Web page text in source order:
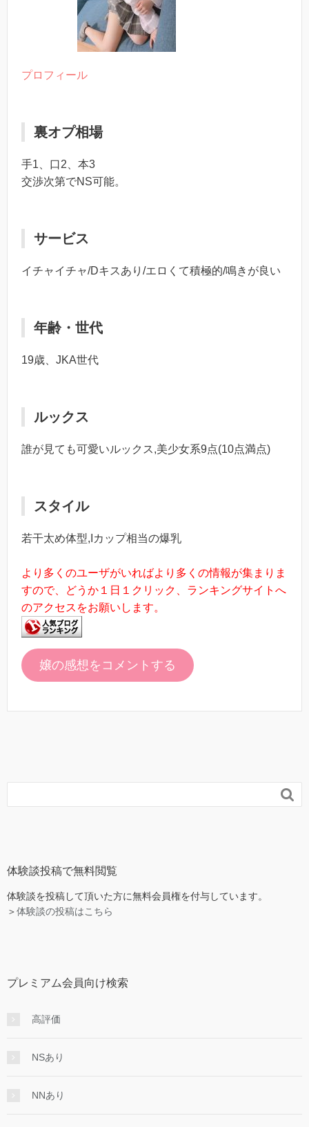
プロフィール
裏オプ相場
手1、口2、本3
交渉次第でNS可能。
サービス
イチャイチャ/Dキスあり/エロくて積極的/鳴きが良い
年齢・世代
19歳、JKA世代
ルックス
誰が見ても可愛いルックス,美少女系9点(10点満点)
スタイル
若干太め体型,Iカップ相当の爆乳
より多くのユーザがいればより多くの情報が集まりま
すので、どうか１日１クリック、ランキングサイトへ
のアクセスをお願いします。
嬢の感想をコメントする

体験談投稿で無料閲覧
体験談を投稿して頂いた方に無料会員権を付与しています。
＞体験談の投稿はこちら
プレミアム会員向け検索
高評価
NSあり
NNあり